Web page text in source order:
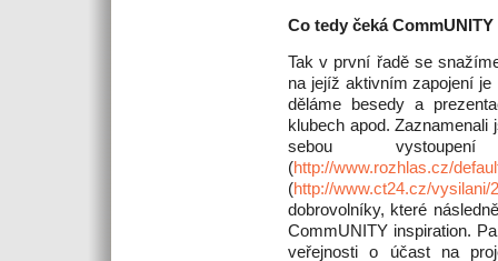
Co tedy čeká
Tak v první řadě se
na jejíž aktivním zapojení
děláme besedy a
klubech apod.
sebou
(http://www.rozhlas.cz/
(http://www.ct24.cz/vysilani/
dobrovolníky, které
CommUNITY inspiration.
veřejnosti o účast na